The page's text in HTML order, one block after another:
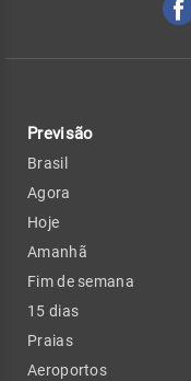
Previsão
Brasil
Agora
Hoje
Amanhã
Fim de semana
15 dias
Praias
Aeroportos